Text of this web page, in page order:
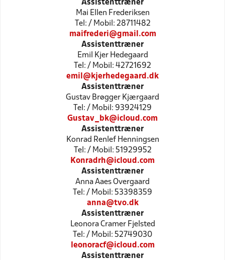
Assistenttræner
Mai Ellen Frederiksen
Tel: / Mobil: 28711482
maifrederi@gmail.com
Assistenttræner
Emil Kjer Hedegaard
Tel: / Mobil: 42721692
emil@kjerhedegaard.dk
Assistenttræner
Gustav Brøgger Kjærgaard
Tel: / Mobil: 93924129
Gustav_bk@icloud.com
Assistenttræner
Konrad Renlef Henningsen
Tel: / Mobil: 51929952
Konradrh@icloud.com
Assistenttræner
Anna Aaes Overgaard
Tel: / Mobil: 53398359
anna@tvo.dk
Assistenttræner
Leonora Cramer Fjelsted
Tel: / Mobil: 52749030
leonoracf@icloud.com
Assistenttræner